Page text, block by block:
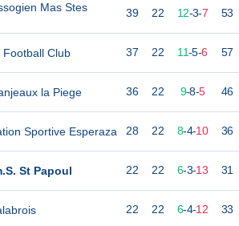
Mas Stes
Football Club
la Piege
Sportive Esperaza
St Papoul
39 22 12-3-7 53
37 22 11-5-6 57
36 22 9-8-5 46
28 22 8-4-10 36
22 22 6-3-13 31
22 22 6-4-12 33